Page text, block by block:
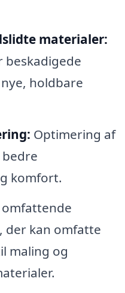
materialer:
beskadigede
holdbare
Optimering af
komfort.
omfattende
der kan omfatte
maling og